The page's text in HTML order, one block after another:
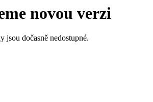
novou verzi
jsou dočasně nedostupné.